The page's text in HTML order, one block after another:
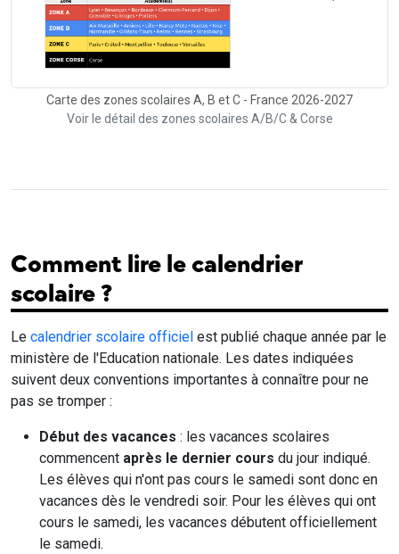
Carte des zones scolaires A, B et C - France 2026-2027
Voir le détail des zones scolaires A/B/C & Corse
Comment lire le calendrier
scolaire ?
Le calendrier scolaire officiel est publié chaque année par le
ministère de l'Education nationale. Les dates indiquées
suivent deux conventions importantes à connaître pour ne
pas se tromper :
Début des vacances : les vacances scolaires
commencent après le dernier cours du jour indiqué.
Les élèves qui n'ont pas cours le samedi sont donc en
vacances dès le vendredi soir. Pour les élèves qui ont
cours le samedi, les vacances débutent officiellement
le samedi.